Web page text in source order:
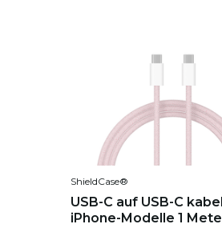
ShieldCase®
USB-C auf USB-C
iPhone-Modelle 1